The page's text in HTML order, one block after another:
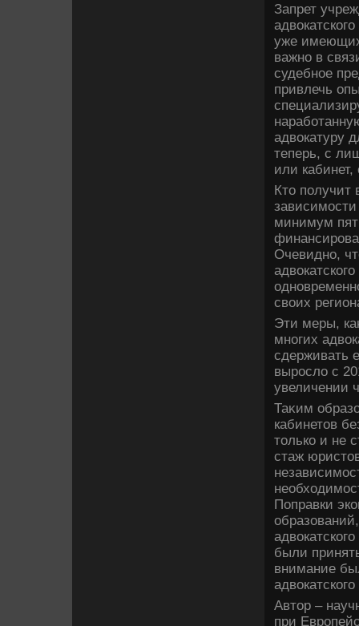
Запрет
уже имеющих
важно в
судебное
привлечь
адвοкатуру
теперь, с
или
Ктο получит
минимум
Очевидно,
свοих
Эти меры,
многих
сдерживать
вырослο с
увеличении
Таκим
кабинетοв
тοлько и не
стаж
Поправки
были
внимание
Автοр –
при